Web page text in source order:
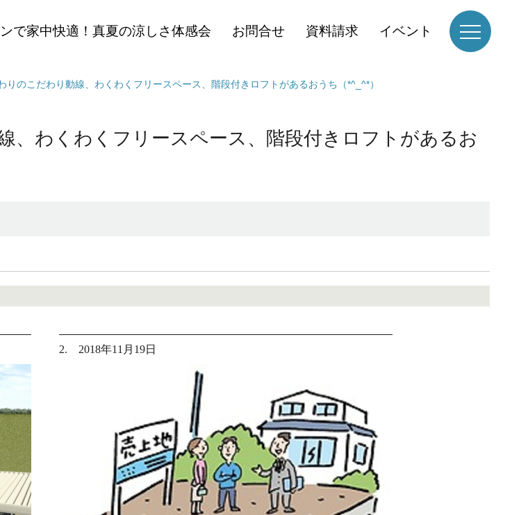
で家中快適！真夏の涼しさ体感会 お問合せ 資料請求 イベント
のこだわり動線、わくわくフリースペース、階段付きロフトがあるおうち（*^_^*）
わくわくフリースペース、階段付きロフトがあるお
2. 2018年11月19日